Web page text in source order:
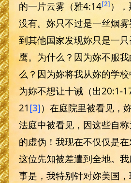
的一片云雾（雅4:14[2] ）
没有。妳只不过是一丝烟
到其他国家发现妳只是一
鹰。为什么？因为妳不服
么？因为妳将我从妳的学
为妳不想让十诫（出20:1-
21 [3]）在庭院里被看见，
法庭中被看见，因这些自
的虚伪！我现在不仅仅是
这位先知被差遣到全地。
事是，我特别针对妳美国